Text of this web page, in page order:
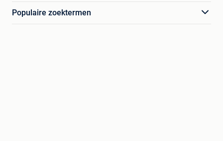
Populaire zoektermen